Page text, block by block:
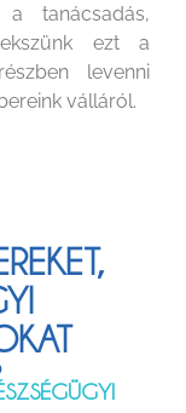
a tanácsadás,
ezt a
levenni
válláról.